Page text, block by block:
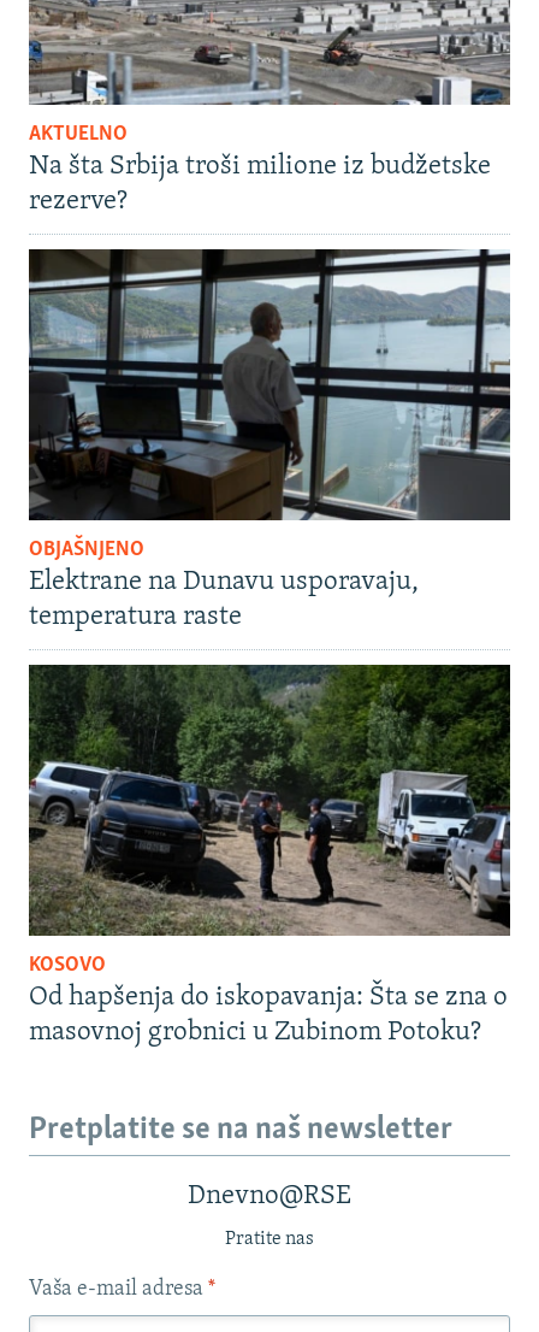
AKTUELNO
Na šta Srbija troši milione iz budžetske
rezerve?
OBJAŠNJENO
Elektrane na Dunavu usporavaju,
temperatura raste
KOSOVO
Od hapšenja do iskopavanja: Šta se zna o
masovnoj grobnici u Zubinom Potoku?
Pretplatite se na naš newsletter
Dnevno@RSE
Pratite nas
Vaša e-mail adresa *